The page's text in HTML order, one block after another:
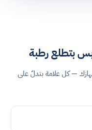
بتطلع رطبة
— كل علامة بتدلّ على